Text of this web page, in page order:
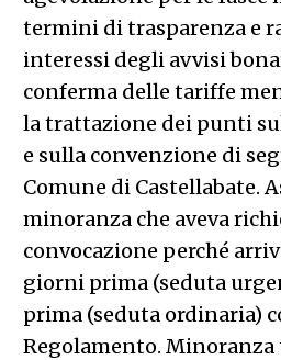
termini di trasparenza e
interessi degli avvisi
conferma delle tariffe
la trattazione dei punti
e sulla convenzione di
Comune di Castellabate.
minoranza che aveva
convocazione perché
giorni prima (seduta
prima (seduta ordinaria)
Regolamento. Minoranza